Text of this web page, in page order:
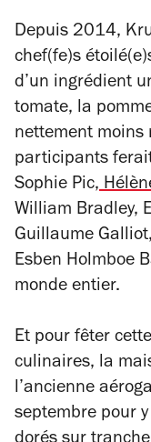
Depuis 2014,
chef(fe)s
d’un ingrédient
tomate, la
nettement moins
participants
Sophie Pic,
William Bradley,
Guillaume
Esben Holmboe
monde entier.
Et pour fêter
culinaires, la
l’ancienne
septembre pour